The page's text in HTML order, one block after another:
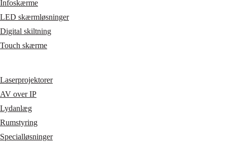
Infoskærme
LED skærmløsninger
Digital skiltning
Touch skærme
Laserprojektorer
AV over IP
Lydanlæg
Rumstyring
Specialløsninger